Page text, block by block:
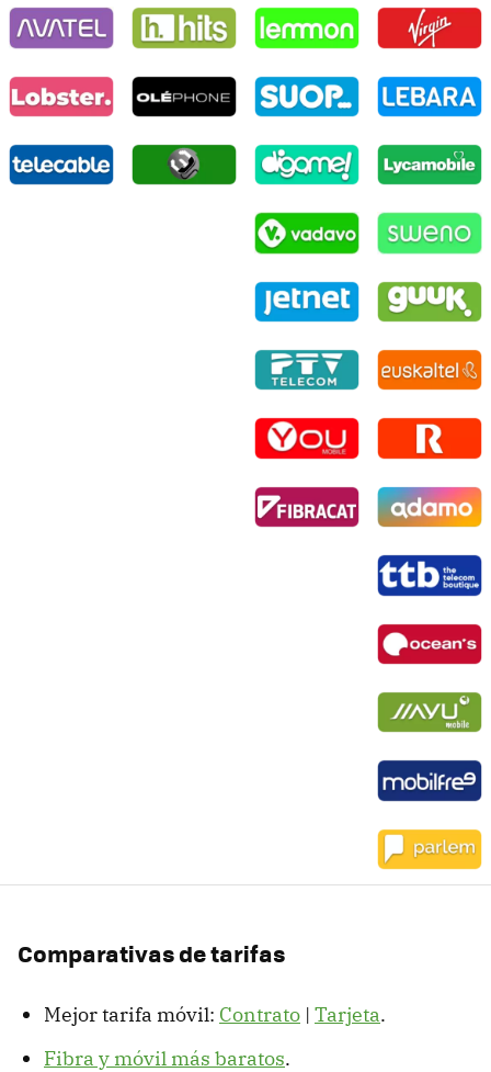
Comparativas de tarifas
Mejor tarifa móvil: Contrato | Tarjeta.
Fibra y móvil más baratos.